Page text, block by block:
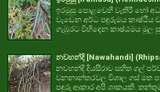
ඉරමුසු පොළවෙහි වැතිරී හෝ
වැඩෙන අර්ධ පඳුරුමය කාෂ්ඨීය
ගැඹුරට විහිදෙන කාෂ්ඨමය මුල
නවහන්දි [Nawahandi]
නවහන්දි දියසීරාව සහිත ගල්
වනනාන්තරවල විශාල ගස් මත
පඳුරු ආකාර අපි ශාකයකි.